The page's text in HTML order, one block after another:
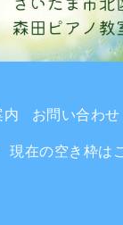
内 お問い合わせ
現在の空き枠は